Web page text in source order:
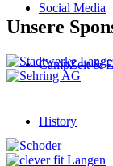
Social Media
CampZeit &
History
Unsere